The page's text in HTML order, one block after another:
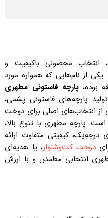
محصولی باکیفیت و
از نام‌هایی که همواره مورد
بوده،پارچه فاستونی مطهری
پارچه‌های فاستونی پشمی،
از انتخاب‌های اصلی برای دوخت
پارچه مطهری با تنوع بالا،
درجه‌یک، کیفیتی متفاوت ارائه
دوخت کت‌وشلوار، یا هدیه‌ای
انتخابی مطمئن و با ارزش